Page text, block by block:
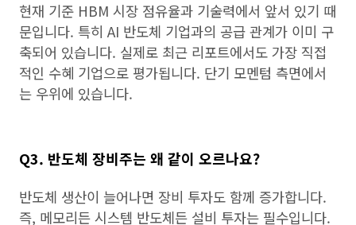
현재 기준 HBM 시장 점유율과 기술력에서 앞서 있기 때
문입니다. 특히 AI 반도체 기업과의 공급 관계가 이미 구
축되어 있습니다. 실제로 최근 리포트에서도 가장 직접
적인 수혜 기업으로 평가됩니다. 단기 모멘텀 측면에서
는 우위에 있습니다.
Q3. 반도체 장비주는 왜 같이 오르나요?
반도체 생산이 늘어나면 장비 투자도 함께 증가합니다.
즉, 메모리든 시스템 반도체든 설비 투자는 필수입니다.